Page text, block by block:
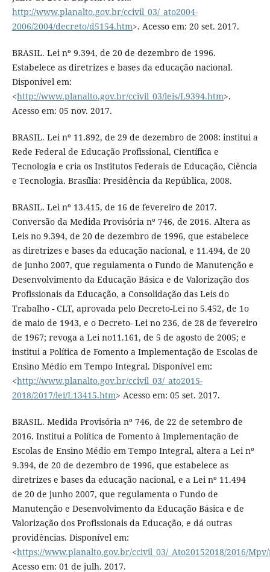
http://www.planalto.gov.br/ccivil_03/_ato2004-
2006/2004/decreto/d5154.htm>. Acesso em: 20 set. 2017.
BRASIL. Lei nº 9.394, de 20 de dezembro de 1996.
Estabelece as diretrizes e bases da educação nacional.
Disponível em:
<http://www.planalto.gov.br/ccivil_03/leis/L9394.htm>.
Acesso em: 05 nov. 2017.
BRASIL. Lei nº 11.892, de 29 de dezembro de 2008: institui a
Rede Federal de Educação Profissional, Científica e
Tecnologia e cria os Institutos Federais de Educação, Ciência
e Tecnologia. Brasília: Presidência da República, 2008.
BRASIL. Lei nº 13.415, de 16 de fevereiro de 2017.
Conversão da Medida Provisória nº 746, de 2016. Altera as
Leis no 9.394, de 20 de dezembro de 1996, que estabelece
as diretrizes e bases da educação nacional, e 11.494, de 20
de junho 2007, que regulamenta o Fundo de Manutenção e
Desenvolvimento da Educação Básica e de Valorização dos
Profissionais da Educação, a Consolidação das Leis do
Trabalho - CLT, aprovada pelo Decreto-Lei no 5.452, de 1o
de maio de 1943, e o Decreto- Lei no 236, de 28 de fevereiro
de 1967; revoga a Lei no11.161, de 5 de agosto de 2005; e
institui a Política de Fomento a Implementação de Escolas de
Ensino Médio em Tempo Integral. Disponível em:
<http://www.planalto.gov.br/ccivil_03/_ato2015-
2018/2017/lei/L13415.htm> Acesso em: 05 set. 2017.
BRASIL. Medida Provisória nº 746, de 22 de setembro de
2016. Institui a Política de Fomento à Implementação de
Escolas de Ensino Médio em Tempo Integral, altera a Lei nº
9.394, de 20 de dezembro de 1996, que estabelece as
diretrizes e bases da educação nacional, e a Lei nº 11.494
de 20 de junho 2007, que regulamenta o Fundo de
Manutenção e Desenvolvimento da Educação Básica e de
Valorização dos Profissionais da Educação, e dá outras
providências. Disponível em:
<https://www.planalto.gov.br/ccivil_03/_Ato20152018/2016/
Acesso em: 01 de julh. 2017.